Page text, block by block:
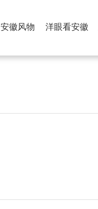
安徽风物 洋眼看安徽